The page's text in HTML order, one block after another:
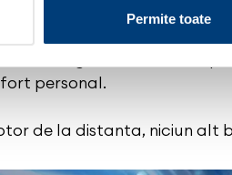
Permite toate
Python.
ultima generatie care iti
personal.
de la distanta, niciun alt